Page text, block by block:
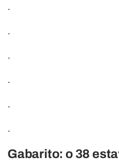
.
.
.
.
.
.
Gabarito: o 38